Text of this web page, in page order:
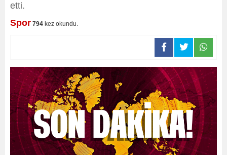
etti.
Spor 794 kez okundu.